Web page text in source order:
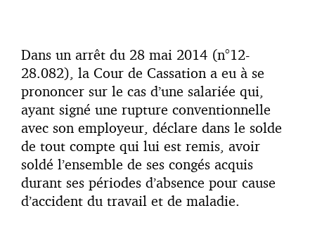
Dans un arrêt du 28 mai 2014 (n°12-
28.082), la Cour de Cassation a eu à se
prononcer sur le cas d’une salariée qui,
ayant signé une rupture conventionnelle
avec son employeur, déclare dans le solde
de tout compte qui lui est remis, avoir
soldé l’ensemble de ses congés acquis
durant ses périodes d’absence pour cause
d’accident du travail et de maladie.